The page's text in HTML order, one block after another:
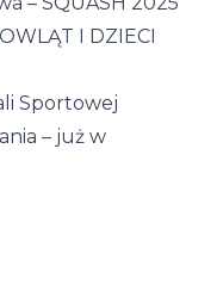
I DZIECI
Sportowej
– już w